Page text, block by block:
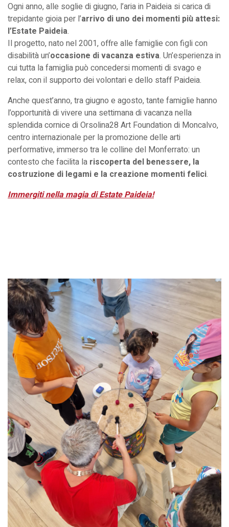
Ogni anno, alle soglie di giugno, l’aria in Paideia si carica di
trepidante gioia per l’arrivo di uno dei momenti più attesi:
l’Estate Paideia.
Il progetto, nato nel 2001, offre alle famiglie con figli con
disabilità un’occasione di vacanza estiva. Un’esperienza in
cui tutta la famiglia può concedersi momenti di svago e
relax, con il supporto dei volontari e dello staff Paideia.
Anche quest’anno, tra giugno e agosto, tante famiglie hanno
l’opportunità di vivere una settimana di vacanza nella
splendida cornice di Orsolina28 Art Foundation di Moncalvo,
centro internazionale per la promozione delle arti
performative, immerso tra le colline del Monferrato: un
contesto che facilita la riscoperta del benessere, la
costruzione di legami e la creazione momenti felici.
Immergiti nella magia di Estate Paideia!